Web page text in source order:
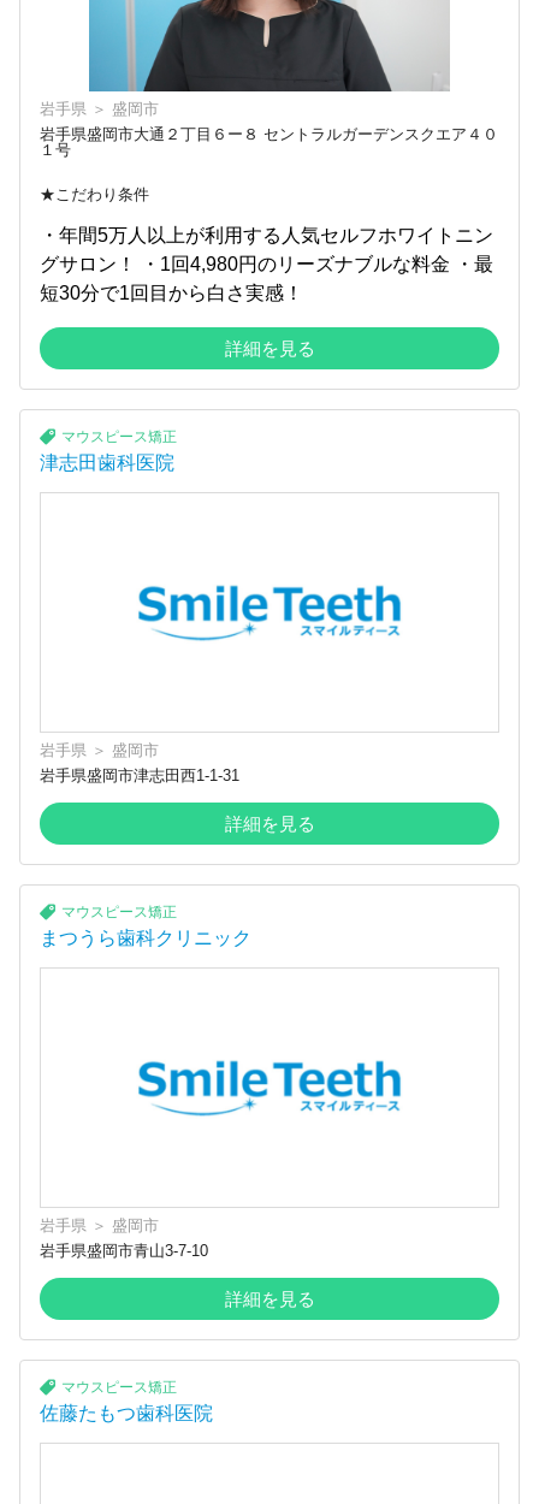
岩手県 ＞ 盛岡市
岩手県盛岡市大通２丁目６ー８ セントラルガーデンスクエア４０
１号
★こだわり条件
・年間5万人以上が利用する人気セルフホワイトニン
グサロン！ ・1回4,980円のリーズナブルな料金 ・最
短30分で1回目から白さ実感！
詳細を見る
マウスピース矯正
津志田歯科医院
岩手県 ＞ 盛岡市
岩手県盛岡市津志田西1-1-31
詳細を見る
マウスピース矯正
まつうら歯科クリニック
岩手県 ＞ 盛岡市
岩手県盛岡市青山3-7-10
詳細を見る
マウスピース矯正
佐藤たもつ歯科医院